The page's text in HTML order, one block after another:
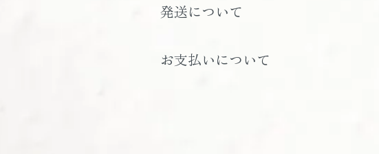
発送について
お支払いについて